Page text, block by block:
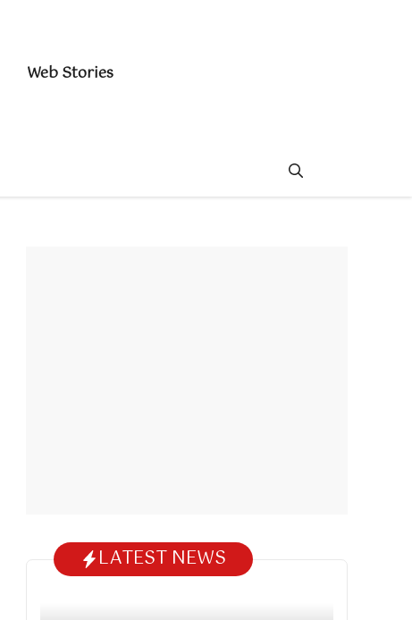
Web Stories
LATEST NEWS